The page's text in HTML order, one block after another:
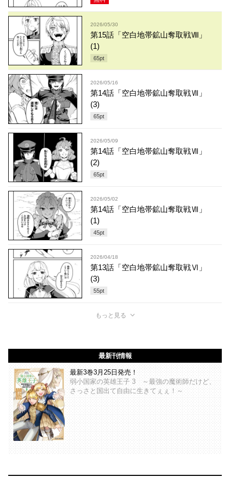
2026/05/30
第15話「空白地帯鉱山奪取戦Ⅷ」
(1)
65pt
2026/05/16
第14話「空白地帯鉱山奪取戦Ⅶ」
(3)
65pt
2026/05/09
第14話「空白地帯鉱山奪取戦Ⅶ」
(2)
65pt
2026/05/02
第14話「空白地帯鉱山奪取戦Ⅶ」
(1)
45pt
2026/04/18
第13話「空白地帯鉱山奪取戦Ⅵ」
(3)
55pt
もっと見る
最新刊情報
最新3巻3月25日発売！
弱小国家の英雄王子 3 ～最強の魔術師だけど、
さっさと国出て自由に生きてぇぇ！～